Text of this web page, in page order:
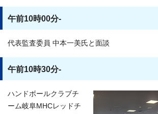
午前10時00分-
代表監査委員 中本一美氏と面談
午前10時30分-
ハンドボールクラブチ
ーム岐阜MHCレッドチ